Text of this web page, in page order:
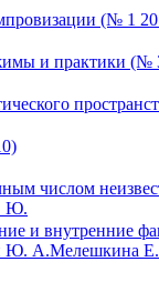
(№ 1
и практики (№
числом
Ю.
и внутренние
Ю. А.Мелешкина